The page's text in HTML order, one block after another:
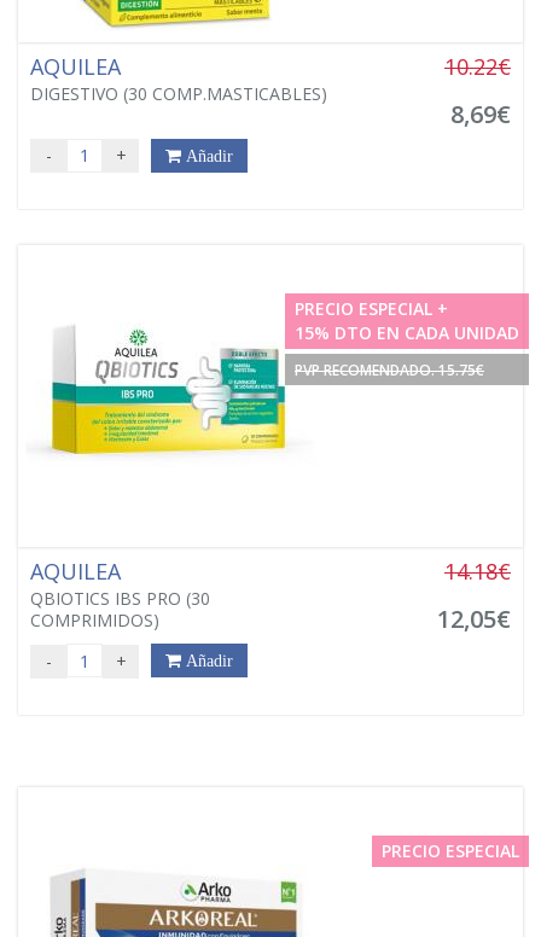
AQUILEA
DIGESTIVO (30 COMP.MASTICABLES)
10.22€
8,69€
- + Añadir
PRECIO ESPECIAL +
15% DTO EN CADA UNIDAD
PVP RECOMENDADO. 15.75€
AQUILEA
QBIOTICS IBS PRO (30
COMPRIMIDOS)
14.18€
12,05€
- + Añadir
PRECIO ESPECIAL